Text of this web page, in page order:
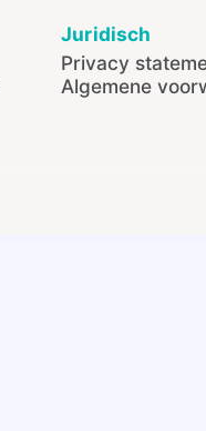
Juridisch
Privacy
Algemene